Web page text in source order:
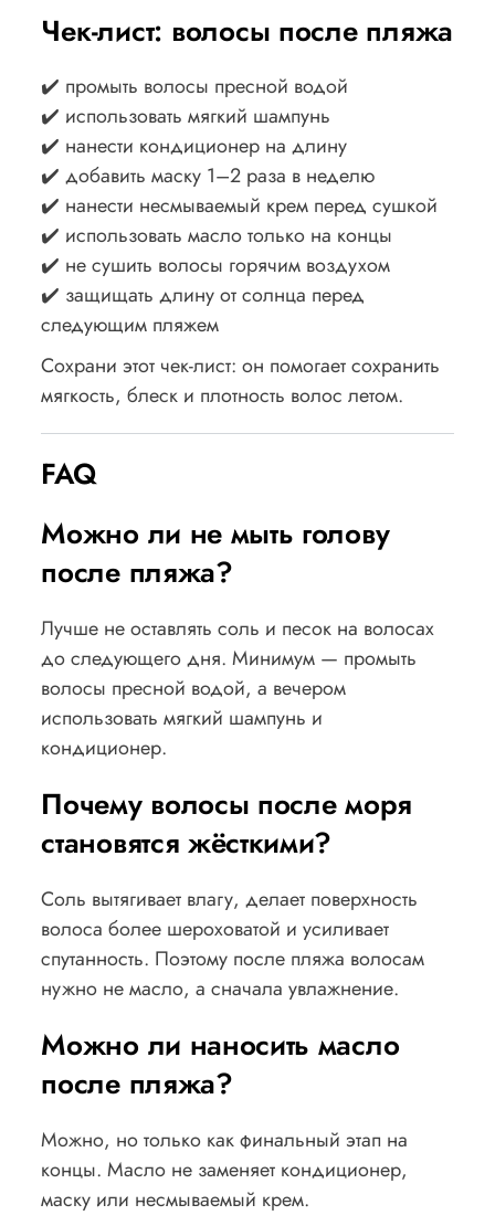
Чек-лист: волосы после пляжа
✔️ промыть волосы пресной водой
✔️ использовать мягкий шампунь
✔️ нанести кондиционер на длину
✔️ добавить маску 1–2 раза в неделю
✔️ нанести несмываемый крем перед сушкой
✔️ использовать масло только на концы
✔️ не сушить волосы горячим воздухом
✔️ защищать длину от солнца перед
следующим пляжем
Сохрани этот чек-лист: он помогает сохранить
мягкость, блеск и плотность волос летом.
FAQ
Можно ли не мыть голову
после пляжа?
Лучше не оставлять соль и песок на волосах
до следующего дня. Минимум — промыть
волосы пресной водой, а вечером
использовать мягкий шампунь и
кондиционер.
Почему волосы после моря
становятся жёсткими?
Соль вытягивает влагу, делает поверхность
волоса более шероховатой и усиливает
спутанность. Поэтому после пляжа волосам
нужно не масло, а сначала увлажнение.
Можно ли наносить масло
после пляжа?
Можно, но только как финальный этап на
концы. Масло не заменяет кондиционер,
маску или несмываемый крем.